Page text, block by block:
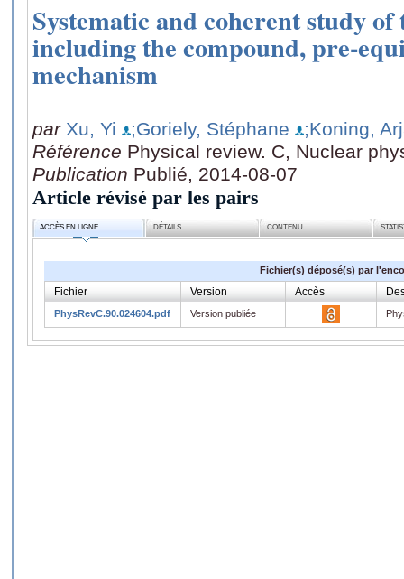
Systematic and coherent study
including the compound, pre-
mechanism
par Xu, Yi ;Goriely, Stéphane
;Koning,
Référence Physical review. C, Nuclear
Publication Publié, 2014-08-07
Article révisé par les pairs
ACCÈS EN LIGNE DÉTAILS CONTENU
Fichier(s) déposé(s) par
Fichier Version Accès
PhysRevC.90.024604.pdf Version publiée